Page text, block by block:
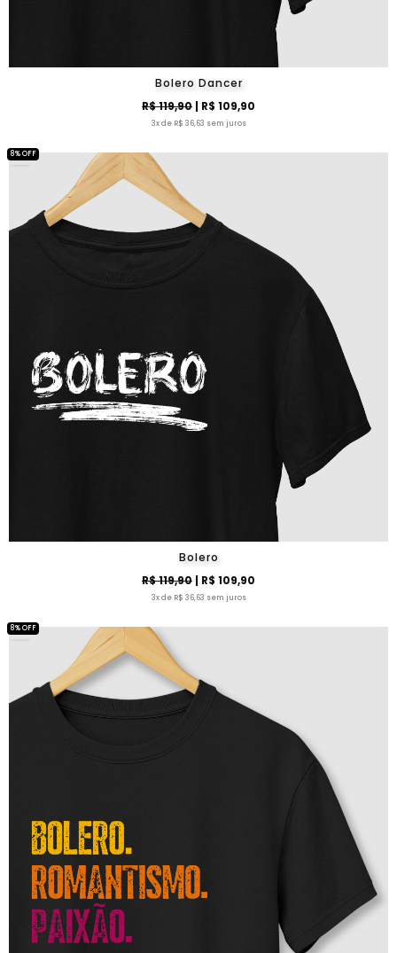
Bolero Dancer
R$ 119,90 | R$ 109,90
3x de R$ 36,63 sem juros
Bolero
R$ 119,90 | R$ 109,90
3x de R$ 36,63 sem juros
8% OFF
8% OFF